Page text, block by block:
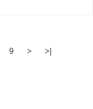
9 > >|